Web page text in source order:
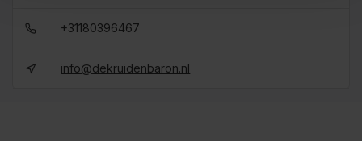
+31180396467
info@dekruidenbaron.nl